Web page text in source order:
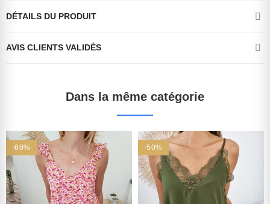
DÉTAILS DU PRODUIT
AVIS CLIENTS VALIDÉS
Dans la même catégorie
-60% -50%